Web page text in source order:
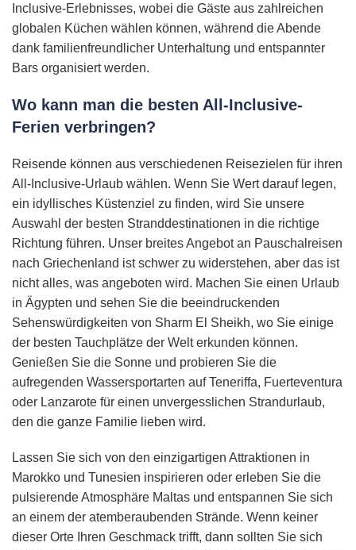
Inclusive-Erlebnisses, wobei die Gäste aus zahlreichen
globalen Küchen wählen können, während die Abende
dank familienfreundlicher Unterhaltung und entspannter
Bars organisiert werden.
Wo kann man die besten All-Inclusive-
Ferien verbringen?
Reisende können aus verschiedenen Reisezielen für ihren
All-Inclusive-Urlaub wählen. Wenn Sie Wert darauf legen,
ein idyllisches Küstenziel zu finden, wird Sie unsere
Auswahl der besten Stranddestinationen in die richtige
Richtung führen. Unser breites Angebot an Pauschalreisen
nach Griechenland ist schwer zu widerstehen, aber das ist
nicht alles, was angeboten wird. Machen Sie einen Urlaub
in Ägypten und sehen Sie die beeindruckenden
Sehenswürdigkeiten von Sharm El Sheikh, wo Sie einige
der besten Tauchplätze der Welt erkunden können.
Genießen Sie die Sonne und probieren Sie die
aufregenden Wassersportarten auf Teneriffa, Fuerteventura
oder Lanzarote für einen unvergesslichen Strandurlaub,
den die ganze Familie lieben wird.
Lassen Sie sich von den einzigartigen Attraktionen in
Marokko und Tunesien inspirieren oder erleben Sie die
pulsierende Atmosphäre Maltas und entspannen Sie sich
an einem der atemberaubenden Strände. Wenn keiner
dieser Orte Ihren Geschmack trifft, dann sollten Sie sich